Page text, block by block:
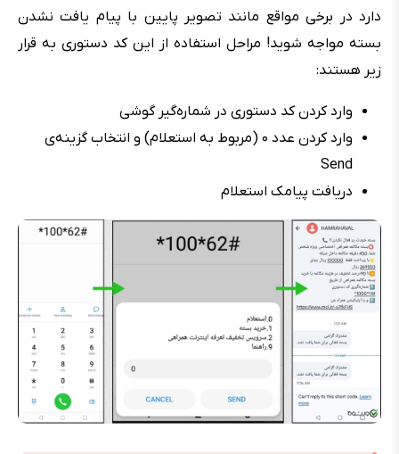
دارد در برخی مواقع مانند تصویر پایین با پیام یافت نشدن
بسته مواجه شوید! مراحل استفاده از این کد دستوری به قرار
زیر هستند:
وارد کردن کد دستوری در شماره‌گیر گوشی
وارد کردن عدد ۰ (مربوط به استعلام) و انتخاب گزینه‌ی
Send
دریافت پیامک استعلام